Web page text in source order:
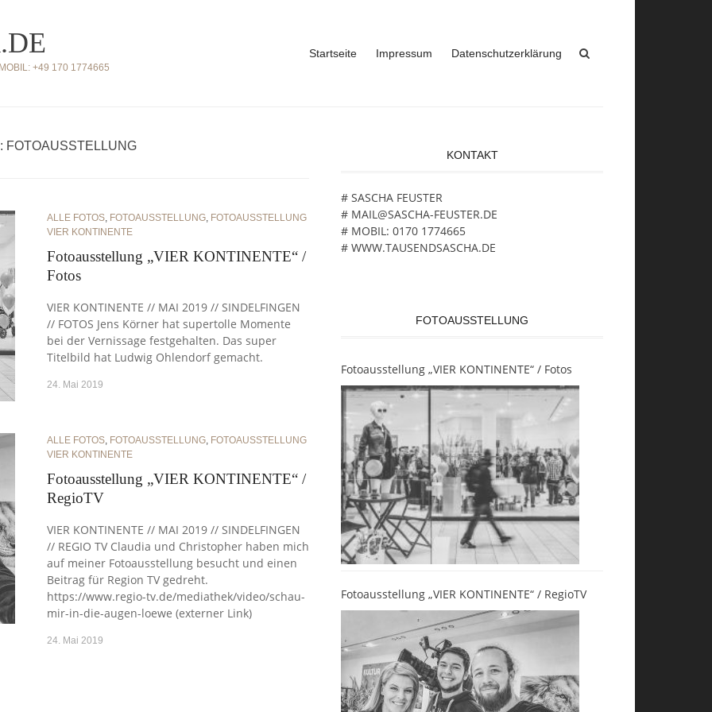
+49 170 1774665
Startseite Impressum Datenschutzerklärung
FOTOAUSSTELLUNG
ALLE FOTOS, FOTOAUSSTELLUNG, FOTOAUSSTELLUNG
VIER KONTINENTE
Fotoausstellung „VIER KONTINENTE“ /
Fotos
VIER KONTINENTE // MAI 2019 // SINDELFINGEN
// FOTOS Jens Körner hat supertolle Momente
bei der Vernissage festgehalten. Das super
Titelbild hat Ludwig Ohlendorf gemacht.
24. Mai 2019
ALLE FOTOS, FOTOAUSSTELLUNG, FOTOAUSSTELLUNG
VIER KONTINENTE
Fotoausstellung „VIER KONTINENTE“ /
RegioTV
VIER KONTINENTE // MAI 2019 // SINDELFINGEN
// REGIO TV Claudia und Christopher haben mich
auf meiner Fotoausstellung besucht und einen
Beitrag für Region TV gedreht.
https://www.regio-tv.de/mediathek/video/schau-
mir-in-die-augen-loewe (externer Link)
24. Mai 2019
KONTAKT
# SASCHA FEUSTER
# MAIL@SASCHA-FEUSTER.DE
# MOBIL: 0170 1774665
# WWW.TAUSENDSASCHA.DE
FOTOAUSSTELLUNG
Fotoausstellung „VIER KONTINENTE“ / Fotos
Fotoausstellung „VIER KONTINENTE“ / RegioTV